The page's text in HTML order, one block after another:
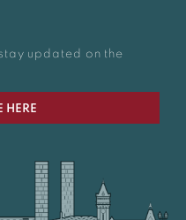
updated on the
HERE